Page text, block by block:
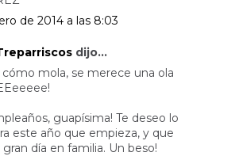
de 2014 a las 8:03
dijo...
cómo mola, se merece una ola
guapísima! Te deseo lo
este año que empieza, y que
día en familia. Un beso!